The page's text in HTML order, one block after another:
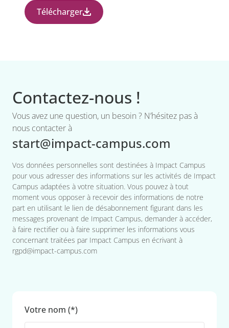
Télécharger
Contactez-nous !
Vous avez une question, un besoin ? N’hésitez pas à
nous contacter à
start@impact-campus.com
Vos données personnelles sont destinées à Impact Campus
pour vous adresser des informations sur les activités de Impact
Campus adaptées à votre situation. Vous pouvez à tout
moment vous opposer à recevoir des informations de notre
part en utilisant le lien de désabonnement figurant dans les
messages provenant de Impact Campus, demander à accéder,
à faire rectifier ou à faire supprimer les informations vous
concernant traitées par Impact Campus en écrivant à
rgpd@impact-campus.com
Votre nom (*)